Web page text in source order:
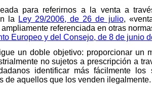
para referirnos a la venta a
la
Ley 29/2006, de 26 de julio,
referenciada en otras
Europeo y del Consejo, de 8 de junio
un doble objetivo: proporcionar
no sujetos a prescripción a
identificar más fácilmente
de aquellos que los venden ilegalmente.